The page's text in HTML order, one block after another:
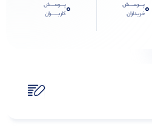
0پـــرســـش
خریداران
0پـــرســـش
کاربـــــران